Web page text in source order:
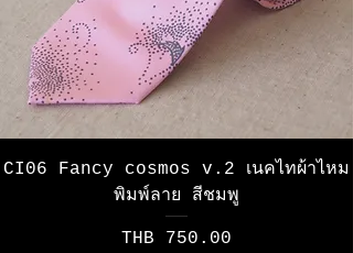
CI06 Fancy cosmos v.2 เนคไทผ้าไหม
พิมพ์ลาย สีชมพู
Price
THB 750.00